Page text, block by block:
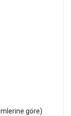
göre)